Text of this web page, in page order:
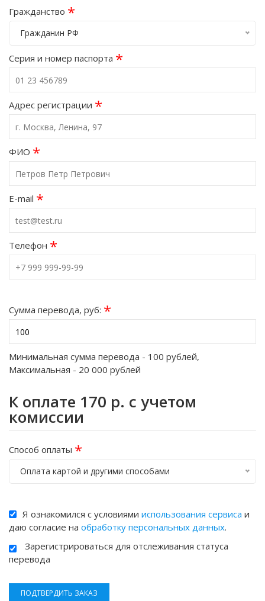
Гражданство *
Гражданин РФ
Серия и номер паспорта *
Адрес регистрации *
ФИО *
E-mail *
Телефон *
Сумма перевода, руб: *
Минимальная сумма перевода - 100 рублей,
Максимальная - 20 000 рублей
К оплате 170 р. с учетом
комиссии
Способ оплаты *
Оплата картой и другими способами
Я ознакомился с условиями использования сервиса и
даю согласие на обработку персональных данных.
Зарегистрироваться для отслеживания статуса
перевода
ПОДТВЕРДИТЬ ЗАКАЗ